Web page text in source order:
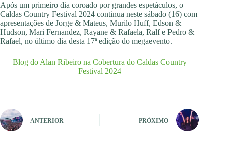
Após um primeiro dia coroado por grandes espetáculos, o
Caldas Country Festival 2024 continua neste sábado (16) com
apresentações de Jorge & Mateus, Murilo Huff, Edson &
Hudson, Mari Fernandez, Rayane & Rafaela, Ralf e Pedro &
Rafael, no último dia desta 17ª edição do megaevento.
Blog do Alan Ribeiro na Cobertura do Caldas Country
Festival 2024
ANTERIOR PRÓXIMO